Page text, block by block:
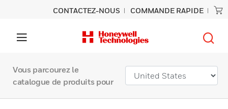
CONTACTEZ-NOUS COMMANDE RAPIDE
Vous parcourez le
catalogue de produits pour